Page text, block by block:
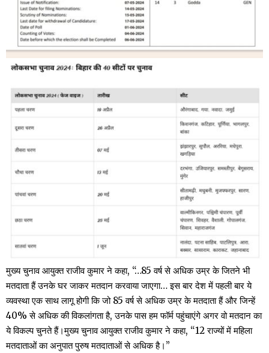
मुख्य चुनाव आयुक्त राजीव कुमार ने कहा, “…85 वर्ष से अधिक उम्र के जितने भी
मतदाता हैं उनके घर जाकर मतदान करवाया जाएगा… इस बार देश में पहली बार ये
व्यवस्था एक साथ लागू होगी कि जो 85 वर्ष से अधिक उम्र के मतदाता हैं और जिन्हें
40% से अधिक की विकलांगता है, उनके पास हम फॉर्म पहुंचाएंगे अगर वो मतदान का
ये विकल्प चुनते हैं।मुख्य चुनाव आयुक्त राजीव कुमार ने कहा, “12 राज्यों में महिला
मतदाताओं का अनुपात पुरुष मतदाताओं से अधिक है।”